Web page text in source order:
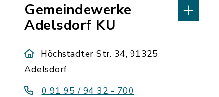
Gemeindewerke
Adelsdorf KU
Höchstadter Str. 34, 91325
Adelsdorf
0 91 95 / 94 32 - 700